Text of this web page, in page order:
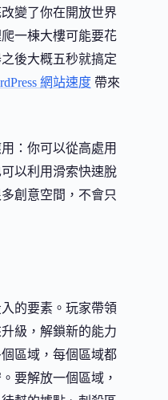
變了你在開放世界
一棟大樓可能要花
後大概五秒就搞定
網站速度 帶來
：你可以從高處用
以利用滑索快速脫
創意空間，不會只
的要素。玩家帶領
級，解鎖新的能力
區域，每個區域都
要解放一個區域，